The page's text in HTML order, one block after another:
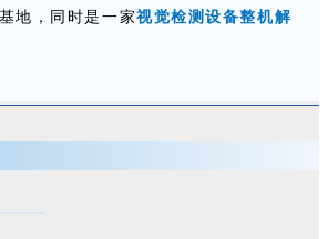
地，同时是一家视觉检测设备整机解